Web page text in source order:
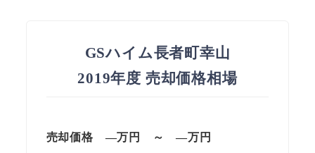
GSハイム長者町幸山
2019年度 売却価格相場
売却価格 —万円 ～—万円